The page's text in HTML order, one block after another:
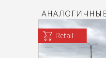
Retail